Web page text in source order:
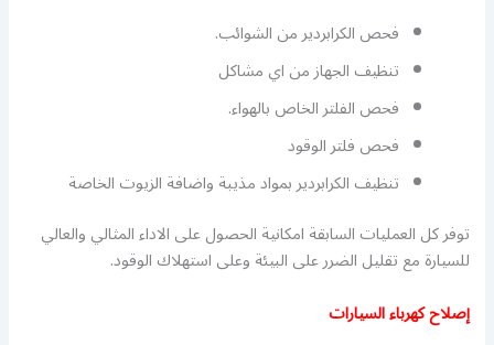
فحص الكرابردير من الشوائب.
تنظيف الجهاز من اي مشاكل
فحص الفلتر الخاص بالهواء.
فحص فلتر الوقود
تنظيف الكرابردير بمواد مذيبة واضافة الزيوت الخاصة
توفر كل العمليات السابقة امكانية الحصول على الاداء المثالي والعالي
للسيارة مع تقليل الضرر على البيئة وعلى استهلاك الوقود.
إصلاح كهرباء السيارات